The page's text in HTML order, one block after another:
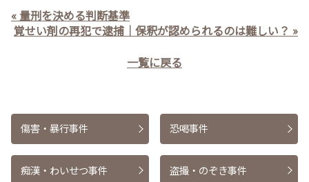
« 量刑を決める判断基準
覚せい剤の再犯で逮捕｜保釈が認められるのは難しい？ »
一覧に戻る
傷害・暴行事件 恐喝事件
痴漢・わいせつ事件 盗撮・のぞき事件